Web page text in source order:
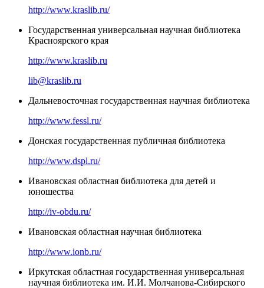
http://www.kraslib.ru/
Государственная универсальная научная библиотека
Красноярского края
http://www.kraslib.ru
lib@kraslib.ru
Дальневосточная государственная научная библиотека
http://www.fessl.ru/
Донская государственная публичная библиотека
http://www.dspl.ru/
Ивановская областная библиотека для детей и
юношества
http://iv-obdu.ru/
Ивановская областная научная библиотека
http://www.ionb.ru/
Иркутская областная государственная универсальная
научная библиотека им. И.И. Молчанова-Сибирского